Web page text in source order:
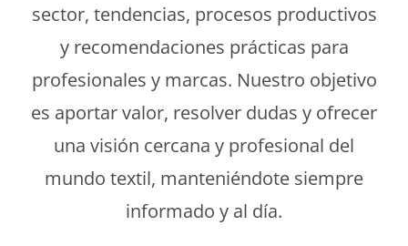
sector, tendencias, procesos productivos
y recomendaciones prácticas para
profesionales y marcas. Nuestro objetivo
es aportar valor, resolver dudas y ofrecer
una visión cercana y profesional del
mundo textil, manteniéndote siempre
informado y al día.